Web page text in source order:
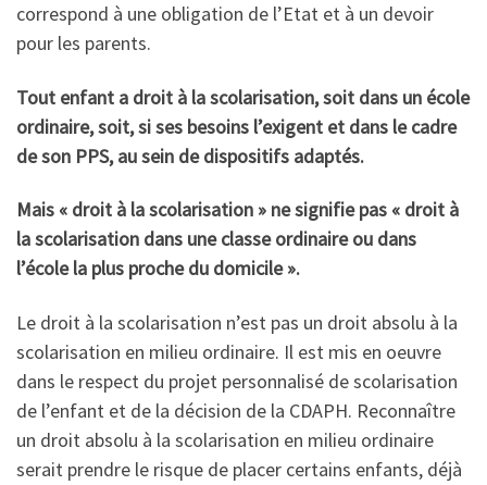
correspond à une obligation de l’Etat et à un devoir
pour les parents.
Tout enfant a droit à la scolarisation, soit dans un école
ordinaire, soit, si ses besoins l’exigent et dans le cadre
de son PPS, au sein de dispositifs adaptés.
Mais « droit à la scolarisation » ne signifie pas « droit à
la scolarisation dans une classe ordinaire ou dans
l’école la plus proche du domicile ».
Le droit à la scolarisation n’est pas un droit absolu à la
scolarisation en milieu ordinaire. Il est mis en oeuvre
dans le respect du projet personnalisé de scolarisation
de l’enfant et de la décision de la CDAPH. Reconnaître
un droit absolu à la scolarisation en milieu ordinaire
serait prendre le risque de placer certains enfants, déjà